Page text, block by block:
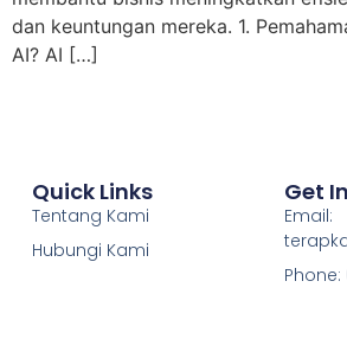
dan keuntungan mereka. 1.
AI? AI […]
Quick Links
Tentang Kami
Hubungi Kami
Get
Email:
Phone: